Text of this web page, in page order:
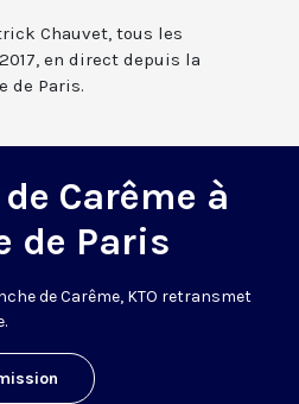
Chauvet, tous les
en direct depuis la
de Paris.
Carême à
de Paris
de Carême, KTO retransmet